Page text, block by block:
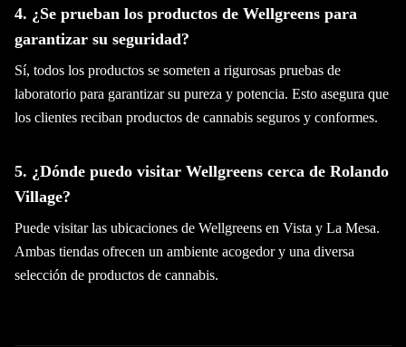
4. ¿Se prueban los productos de Wellgreens para
garantizar su seguridad?
Sí, todos los productos se someten a rigurosas pruebas de
laboratorio para garantizar su pureza y potencia. Esto asegura que
los clientes reciban productos de cannabis seguros y conformes.
5. ¿Dónde puedo visitar Wellgreens cerca de Rolando
Village?
Puede visitar las ubicaciones de Wellgreens en Vista y La Mesa.
Ambas tiendas ofrecen un ambiente acogedor y una diversa
selección de productos de cannabis.